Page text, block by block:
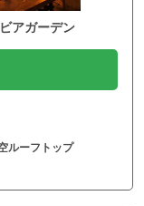
アガーデン
ルーフトップ